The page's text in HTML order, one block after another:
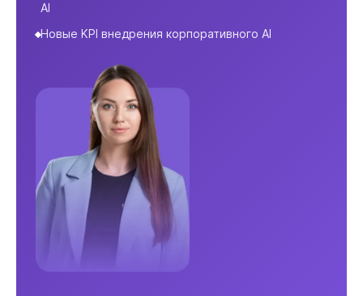
AI
Новые KPI внедрения корпоративного AI